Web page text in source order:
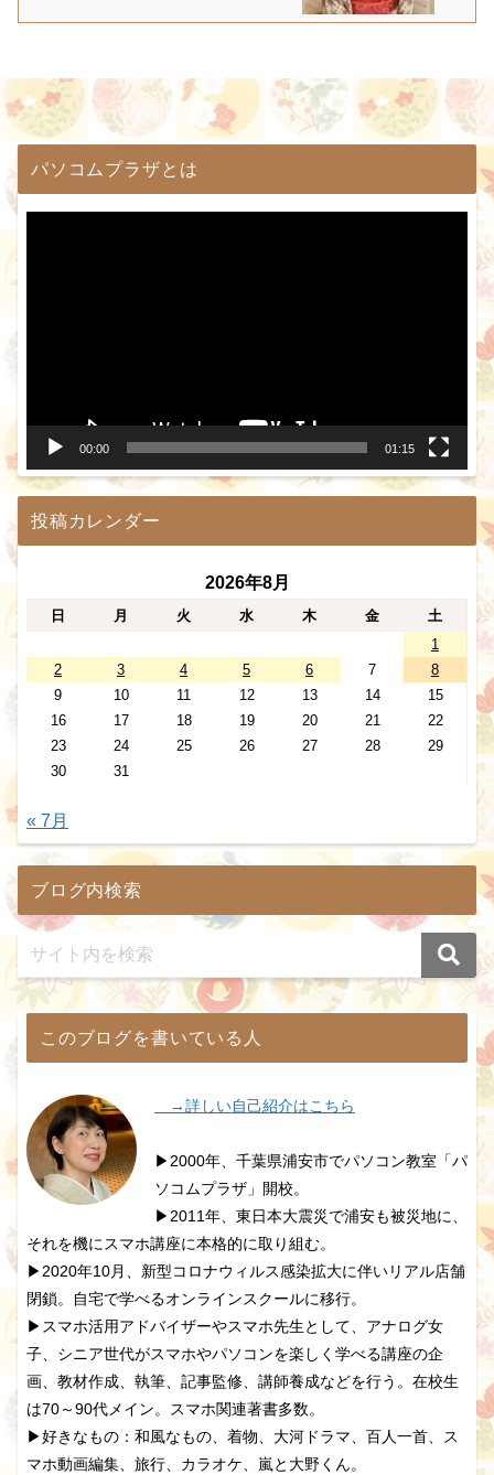
パソコムプラザとは
00:00 01:15
投稿カレンダー
2026年8月
日 月 火 水 木 金
土
1
2
3 4 5 6 7
8
9
10 11 12 13 14
15
16
17 18 19 20 21
22
23
24 25 26 27 28
29
30
31
« 7月
ブログ内検索
このブログを書いている人
→詳しい自己紹介はこちら
▶2000年、千葉県浦安市でパソコン教室「パ
ソコムプラザ」開校。
▶2011年、東日本大震災で浦安も被災地に、
それを機にスマホ講座に本格的に取り組む。
▶2020年10月、新型コロナウィルス感染拡大に伴いリアル店舗
閉鎖。自宅で学べるオンラインスクールに移行。
▶スマホ活用アドバイザーやスマホ先生として、アナログ女
子、シニア世代がスマホやパソコンを楽しく学べる講座の企
画、教材作成、執筆、記事監修、講師養成などを行う。在校生
は70～90代メイン。スマホ関連著書多数。
▶好きなもの：和風なもの、着物、大河ドラマ、百人一首、ス
マホ動画編集、旅行、カラオケ、嵐と大野くん。